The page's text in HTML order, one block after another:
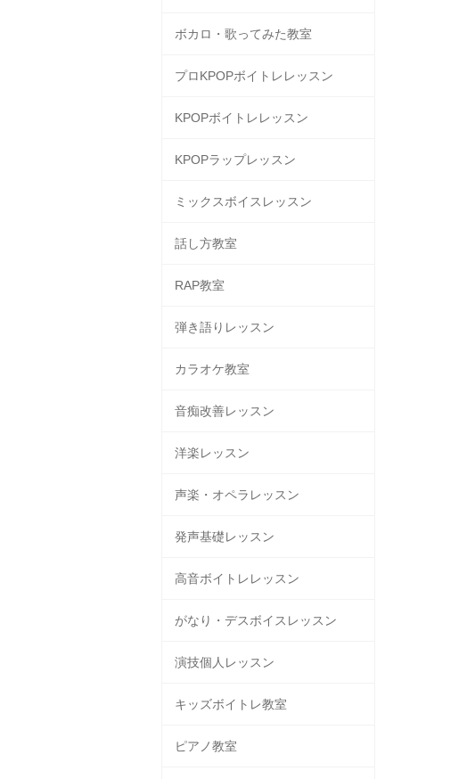
ボカロ・歌ってみた教室
プロKPOPボイトレレッスン
KPOPボイトレレッスン
KPOPラップレッスン
ミックスボイスレッスン
話し方教室
RAP教室
弾き語りレッスン
カラオケ教室
音痴改善レッスン
洋楽レッスン
声楽・オペラレッスン
発声基礎レッスン
高音ボイトレレッスン
がなり・デスボイスレッスン
演技個人レッスン
キッズボイトレ教室
ピアノ教室